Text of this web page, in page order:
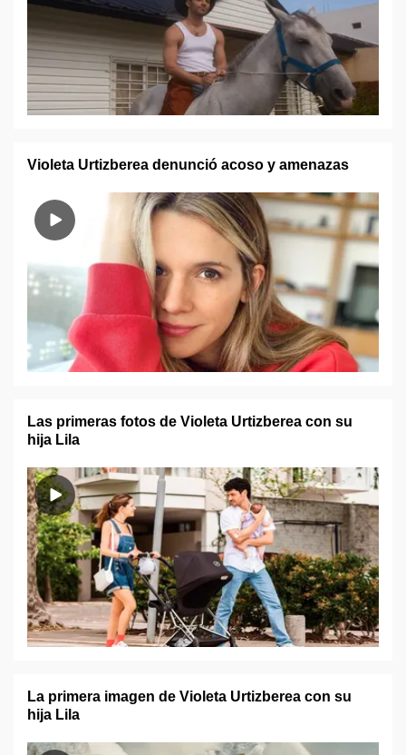
Violeta Urtizberea denunció acoso y amenazas
Las primeras fotos de Violeta Urtizberea con su
hija Lila
La primera imagen de Violeta Urtizberea con su
hija Lila